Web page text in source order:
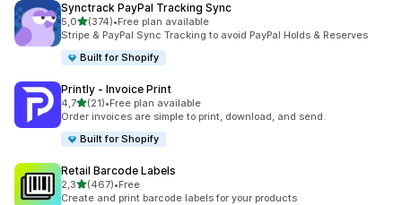
Synctrack PayPal Tracking Sync
5,0de 5 estrelas
(374)
374 total de avaliações
•Free plan available
Stripe & PayPal Sync Tracking to avoid PayPal Holds & Reserves
Built for Shopify
Printly ‑ Invoice Print
4,7de 5 estrelas
(21)
21 total de avaliações
•Free plan available
Order invoices are simple to print, download, and send.
Built for Shopify
Retail Barcode Labels
2,3de 5 estrelas
(467)
467 total de avaliações
•Free
Create and print barcode labels for your products